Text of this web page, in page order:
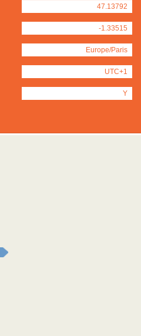
47.13792
-1.33515
Europe/Paris
UTC+1
Y